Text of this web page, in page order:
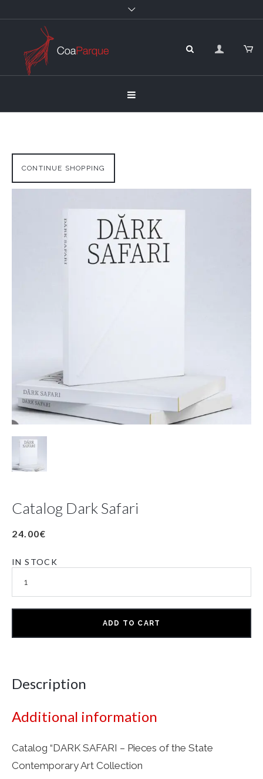
CONTINUE SHOPPING
Catalog Dark Safari
24.00€
IN STOCK
ADD TO CART
Description
Additional information
Catalog “DARK SAFARI – Pieces of the State
Contemporary Art Collection